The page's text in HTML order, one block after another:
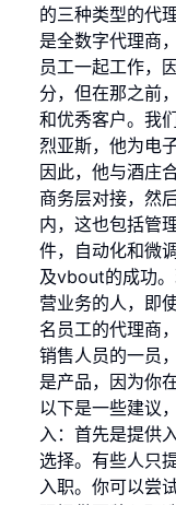
的三种类型的代
是全数字代理商
员工一起工作，
分，但在那之前
和优秀客户。我
烈亚斯，他为电
因此，他与酒庄
商务层对接，然
内，这也包括管
件，自动化和微
及vbout的成功
营业务的人，即
名员工的代理商
销售人员的一员
是产品，因为你
以下是一些建议
入：首先是提供
选择。有些人只
入职。你可以尝